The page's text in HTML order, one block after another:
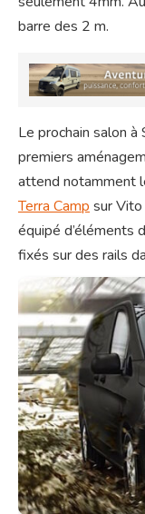
barre des 2 m.
Le prochain salon
premiers
attend notamment
Terra Camp sur
équipé d’éléments
fixés sur des rails